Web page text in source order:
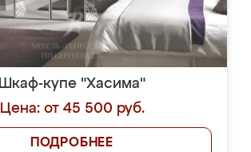
Шкаф-купе "Хасима"
Цена: от 45 500 руб.
ПОДРОБНЕЕ